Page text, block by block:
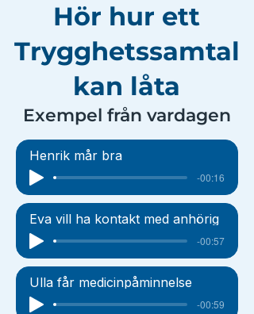
Hör hur ett
Trygghetssamtal
kan låta
Exempel från vardagen
Henrik mår bra
-00:16
Eva vill ha kontakt med anhörig
-00:57
Ulla får medicinpåminnelse
-00:59